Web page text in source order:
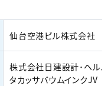
仙台空港ビル株式会社
株式会社日建設計･ヘルム
タカッサバウムインクJV